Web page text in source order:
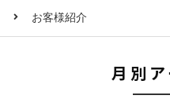
お客様紹介
月別